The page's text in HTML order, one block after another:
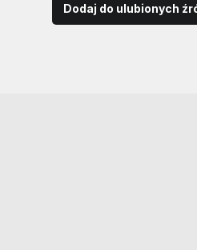
Dodaj do ulubionych